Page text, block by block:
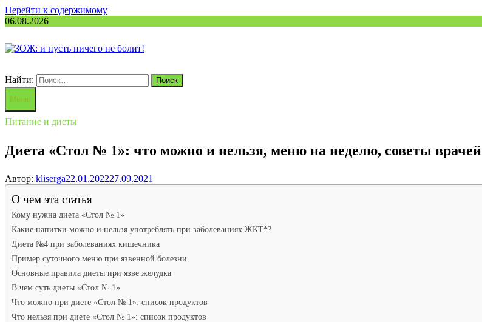
Перейти к содержимому
06.08.2026
Найти:
Меню
Питание и диеты
Диета «Стол № 1»: что можно и нельзя, меню на неделю, советы врачей
Автор: kliserga22.01.202227.09.2021
О чем эта статья
Кому нужна диета «Стол № 1»
Какие напитки можно и нельзя употреблять при заболеваниях ЖКТ*?
Диета №4 при заболеваниях кишечника
Пример суточного меню при язвенной болезни
Основные правила диеты при язве желудка
В чем суть диеты «Стол № 1»
Что можно при диете «Стол № 1»: список продуктов
Что нельзя при диете «Стол № 1»: список продуктов